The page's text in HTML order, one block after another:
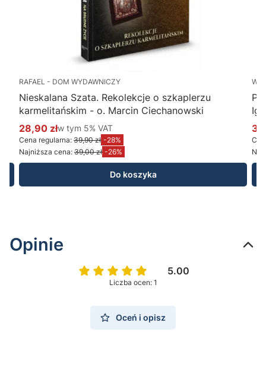
RAFAEL - DOM WYDAWNICZY
Nieskalana Szata. Rekolekcje o szkaplerzu
karmelitańskim - o. Marcin Ciechanowski
Cena promocyjna brutto
28,90 złw tym %s VAT
w tym 5% VAT
Cena regularna: 39,90 zł -28%
Najniższa cena: 39,00 zł -26%
Do koszyka
Opinie
5.00
Liczba ocen: 1
Oceń i opisz